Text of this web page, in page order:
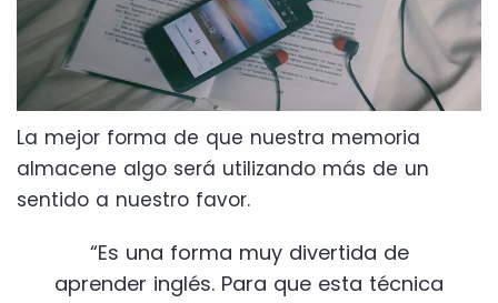
La mejor forma de que nuestra memoria
almacene algo será utilizando más de un
sentido a nuestro favor.
“Es una forma muy divertida de
aprender inglés. Para que esta técnica